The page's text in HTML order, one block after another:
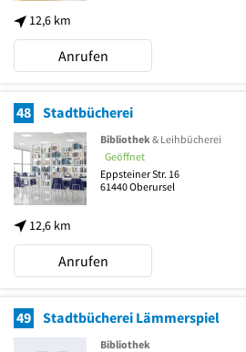
12,6 km
Anrufen
48 Stadtbücherei
12,6 km
Bibliothek& Leihbücherei
Geöffnet
Eppsteiner Str. 16
61440Oberursel
Anrufen
49 Stadtbücherei Lämmerspiel
Bibliothek